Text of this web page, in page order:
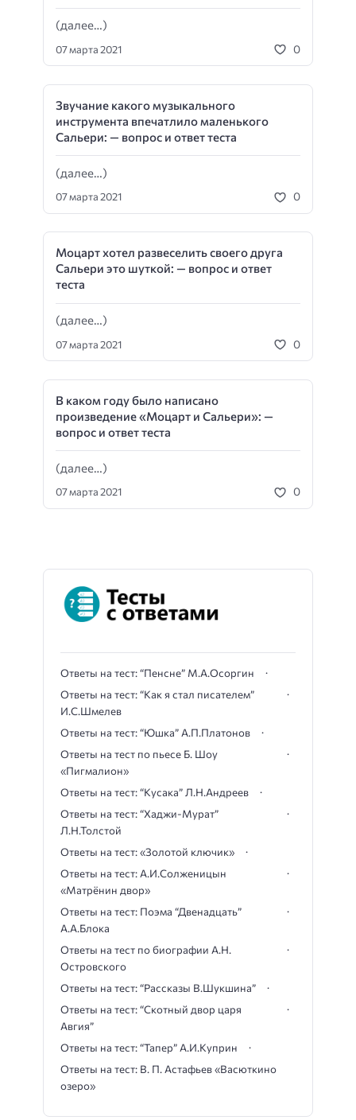
(далее…)
07 марта 2021 0
Звучание какого музыкального
инструмента впечатлило маленького
Сальери: — вопрос и ответ теста
(далее…)
07 марта 2021 0
Моцарт хотел развеселить своего друга
Сальери это шуткой: — вопрос и ответ
теста
(далее…)
07 марта 2021 0
В каком году было написано
произведение «Моцарт и Сальери»: —
вопрос и ответ теста
(далее…)
07 марта 2021 0
Ответы на тест: “Пенсне” М.А.Осоргин
Ответы на тест: “Как я стал писателем”
И.С.Шмелев
Ответы на тест: “Юшка” А.П.Платонов
Ответы на тест по пьесе Б. Шоу
«Пигмалион»
Ответы на тест: “Кусака” Л.Н.Андреев
Ответы на тест: “Хаджи-Мурат”
Л.Н.Толстой
Ответы на тест: «Золотой ключик»
Ответы на тест: А.И.Солженицын
«Матрёнин двор»
Ответы на тест: Поэма “Двенадцать”
А.А.Блока
Ответы на тест по биографии А.Н.
Островского
Ответы на тест: “Рассказы В.Шукшина”
Ответы на тест: “Скотный двор царя
Авгия”
Ответы на тест: “Тапер” А.И.Куприн
Ответы на тест: В. П. Астафьев «Васюткино
озеро»